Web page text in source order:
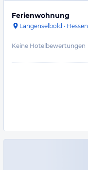
Ferienwohnung
Langenselbold · Hessen
Keine Hotelbewertungen